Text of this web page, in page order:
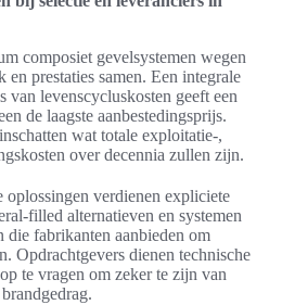
composiet gevelsystemen wegen
en prestaties samen. Een integrale
van levenscycluskosten geeft een
de laagste aanbestedingsprijs.
wat totale exploitatie-,
over decennia zullen zijn.
verdienen expliciete
filled alternatieven en systemen
die fabrikanten aanbieden om
Opdrachtgevers dienen technische
te vragen om zeker te zijn van